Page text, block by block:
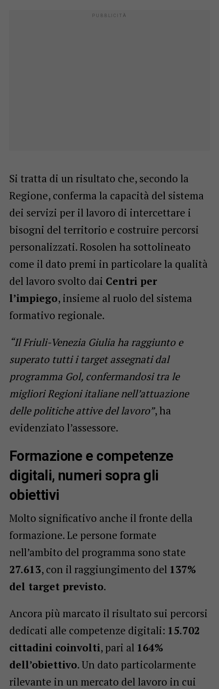
Si tratta di un risultato che, secondo la
Regione, conferma la capacità del sistema
dei servizi per il lavoro di intercettare i
bisogni del territorio e costruire percorsi
personalizzati. Rosolen ha sottolineato
come il dato premi in particolare la qualità
del lavoro svolto dai Centri per
l’impiego, insieme al ruolo del sistema
formativo regionale.
“Il Friuli-Venezia Giulia ha raggiunto e
superato tutti i target assegnati dal
programma Gol, confermandosi tra le
migliori Regioni italiane nell’attuazione
delle politiche attive del lavoro”, ha
evidenziato l’assessore.
Formazione e competenze
digitali, numeri sopra gli
obiettivi
Molto significativo anche il fronte della
formazione. Le persone formate
nell’ambito del programma sono state
27.613, con il raggiungimento del 137%
del target previsto.
Ancora più marcato il risultato sui percorsi
dedicati alle competenze digitali: 15.702
cittadini coinvolti, pari al 164%
dell’obiettivo. Un dato particolarmente
rilevante in un mercato del lavoro in cui